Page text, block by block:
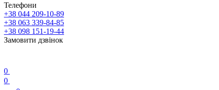
Телефони
+38 044 209-10-89
+38 063 339-84-85
+38 098 151-19-44
Замовити дзвінок
0
0